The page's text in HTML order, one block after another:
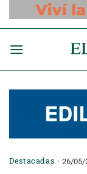
Destacadas 26/05/